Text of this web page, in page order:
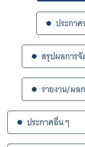
ประกาศ
สรุปผลการ
รายงาน/ผล
ประกาศอื่น ๆ